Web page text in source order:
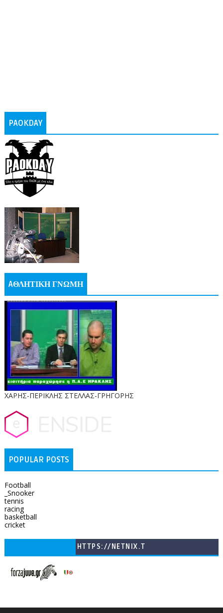
PAOKDAY
AΘΛΗΤΙΚΗ ΓΝΩΜΗ
ΧΑΡΗΣ-ΠΕΡΙΚΛΗΣ ΣΤΕΛΛΑΣ-ΓΡΗΓΟΡΗΣ
POPULAR POSTS
Football
_Snooker
tennis
racing
basketball
cricket
HTTPS://NETNIX.T